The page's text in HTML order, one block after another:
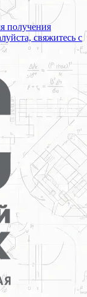
получения
свяжитесь с